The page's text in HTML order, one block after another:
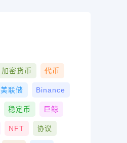
加密货币 代币
美联储 Binance
稳定币 巨鲸
NFT 协议